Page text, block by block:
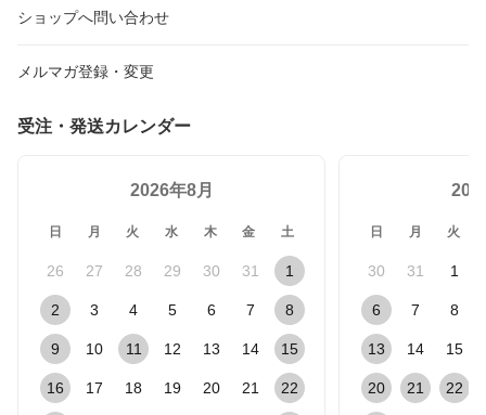
ショップへ問い合わせ
メルマガ登録・変更
受注・発送カレンダー
2026年8月
日 月 火 水 木 金 土
26 27 28 29 30 31 1
2 3 4 5 6 7 8
9 10 11 12 13 14 15
16 17 18 19 20 21 22
日 月 火
30 31 1
6 7 8
13 14 15
20 21 22